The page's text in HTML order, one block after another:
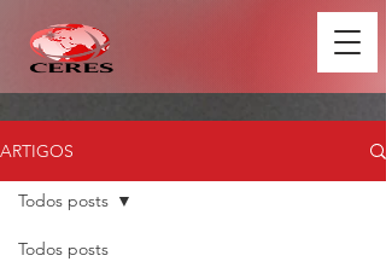
ARTIGOS
Todos posts
Todos posts